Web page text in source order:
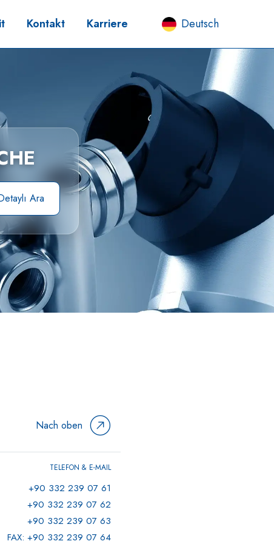
Kontakt Karriere Deutsch
Ara
Nach oben
TELEFON & E-MAIL
+90 332 239 07 61
+90 332 239 07 62
+90 332 239 07 63
FAX: +90 332 239 07 64